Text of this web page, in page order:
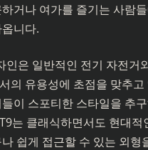
거나 여가를 즐기는 사람
니다.
인은 일반적인 전기 자전거
의 유용성에 초점을 맞추고
이 스포티한 스타일을 추
는 클래식하면서도 현대적
쉽게 접근할 수 있는 외형